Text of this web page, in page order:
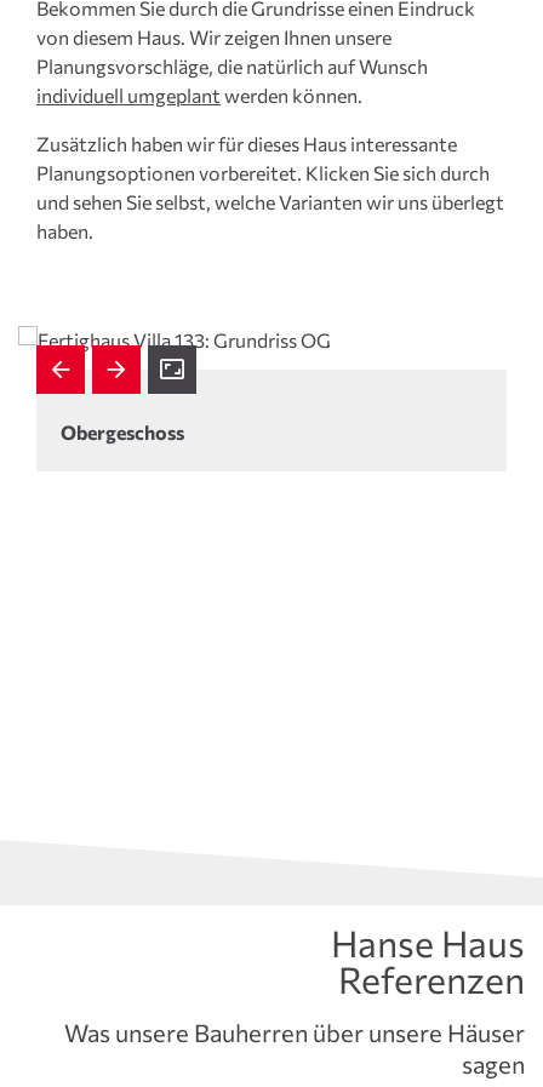
Bekommen Sie durch die Grundrisse einen Eindruck
von diesem Haus. Wir zeigen Ihnen unsere
Planungsvorschläge, die natürlich auf Wunsch
individuell umgeplant werden können.
Zusätzlich haben wir für dieses Haus interessante
Planungsoptionen vorbereitet. Klicken Sie sich durch
und sehen Sie selbst, welche Varianten wir uns überlegt
haben.
Obergeschoss
Was unsere Bauherren über unsere Häuser
sagen
Hanse Haus
Referenzen